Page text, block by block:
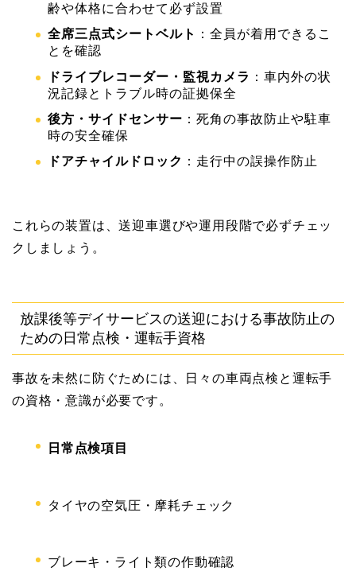
齢や体格に合わせて必ず設置
全席三点式シートベルト
：全員が着用できるこ
とを確認
ドライブレコーダー・監視カメラ ：車内外の状
況記録とトラブル時の証拠保全
後方・サイドセンサー ：死角の事故防止や駐車
時の安全確保
ドアチャイルドロック ：走行中の誤操作防止
これらの装置は、送迎車選びや運用段階で必ずチェッ
クしましょう。
放課後等デイサービスの送迎における事故防止の
ための日常点検・運転手資格
事故を未然に防ぐためには、日々の車両点検と運転手
の資格・意識が必要です。
日常点検項目
タイヤの空気圧・摩耗チェック
ブレーキ・ライト類の作動確認